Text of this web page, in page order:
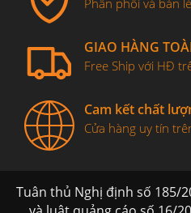
GIAO HÀNG
Free Ship với HĐ
Cam kết chất
Cửa hàng uy tín
Tuân thủ Nghị định số 185/